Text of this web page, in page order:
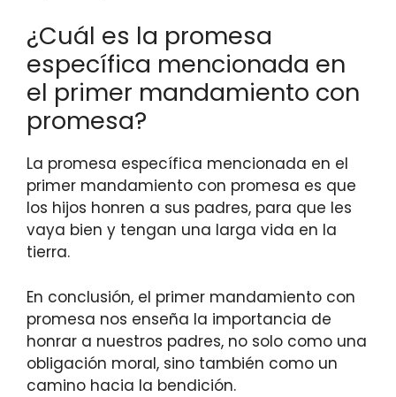
¿Cuál es la promesa
específica mencionada en
el primer mandamiento con
promesa?
La promesa específica mencionada en el
primer mandamiento con promesa es que
los hijos honren a sus padres, para que les
vaya bien y tengan una larga vida en la
tierra.
En conclusión, el primer mandamiento con
promesa nos enseña la importancia de
honrar a nuestros padres, no solo como una
obligación moral, sino también como un
camino hacia la bendición.